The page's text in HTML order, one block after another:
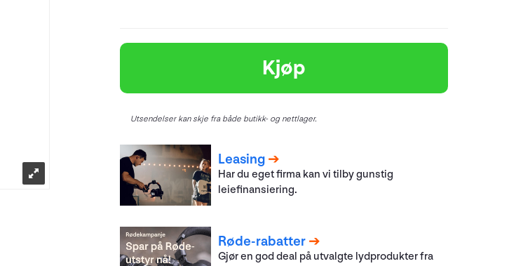
Kjøp
Utsendelser kan skje fra både butikk- og nettlager.
Leasing
Har du eget firma kan vi tilby gunstig
leiefinansiering.
Røde-rabatter
Gjør en god deal på utvalgte lydprodukter fra